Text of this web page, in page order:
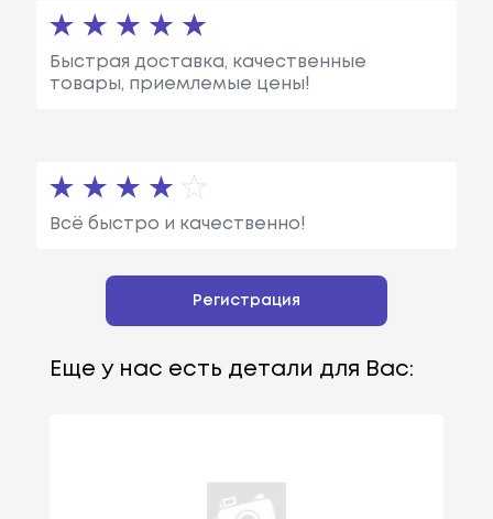
Быстрая доставка, качественные
товары, приемлемые цены!
Всё быстро и качественно!
Регистрация
Еще у нас есть детали для Вас: